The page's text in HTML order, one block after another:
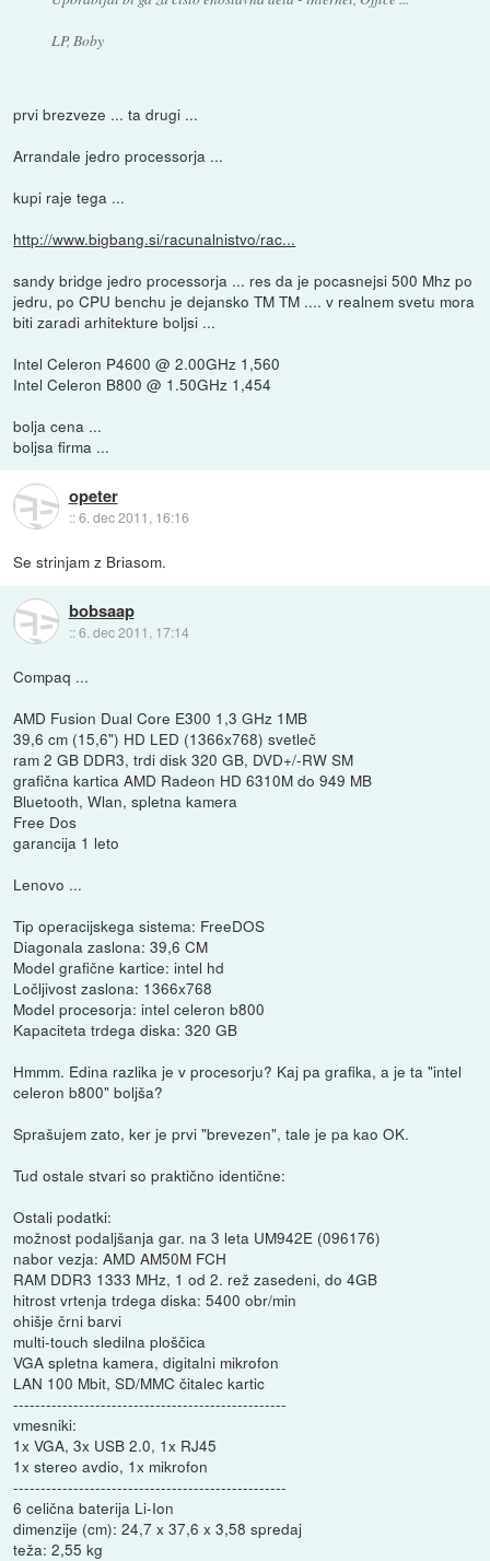
LP, Boby
prvi brezveze ... ta drugi ...
Arrandale jedro processorja ...
kupi raje tega ...
http://www.bigbang.si/racunalnistvo/rac...
sandy bridge jedro processorja ... res da je pocasnejsi 500 Mhz po
jedru, po CPU benchu je dejansko TM TM .... v realnem svetu mora
biti zaradi arhitekture boljsi ...
Intel Celeron P4600 @ 2.00GHz 1,560
Intel Celeron B800 @ 1.50GHz 1,454
bolja cena ...
boljsa firma ...
opeter
::6. dec 2011, 16:16
Se strinjam z Briasom.
bobsaap
::6. dec 2011, 17:14
Compaq ...
AMD Fusion Dual Core E300 1,3 GHz 1MB
39,6 cm (15,6") HD LED (1366x768) svetleč
ram 2 GB DDR3, trdi disk 320 GB, DVD+/-RW SM
grafična kartica AMD Radeon HD 6310M do 949 MB
Bluetooth, Wlan, spletna kamera
Free Dos
garancija 1 leto
Lenovo ...
Tip operacijskega sistema: FreeDOS
Diagonala zaslona: 39,6 CM
Model grafične kartice: intel hd
Ločljivost zaslona: 1366x768
Model procesorja: intel celeron b800
Kapaciteta trdega diska: 320 GB
Hmmm. Edina razlika je v procesorju? Kaj pa grafika, a je ta "intel
celeron b800" boljša?
Sprašujem zato, ker je prvi "brevezen", tale je pa kao OK.
Tud ostale stvari so praktično identične:
Ostali podatki:
možnost podaljšanja gar. na 3 leta UM942E (096176)
nabor vezja: AMD AM50M FCH
RAM DDR3 1333 MHz, 1 od 2. rež zasedeni, do 4GB
hitrost vrtenja trdega diska: 5400 obr/min
ohišje črni barvi
multi-touch sledilna ploščica
VGA spletna kamera, digitalni mikrofon
LAN 100 Mbit, SD/MMC čitalec kartic
--------------------------------------------------
vmesniki:
1x VGA, 3x USB 2.0, 1x RJ45
1x stereo avdio, 1x mikrofon
--------------------------------------------------
6 celična baterija Li-Ion
dimenzije (cm): 24,7 x 37,6 x 3,58 spredaj
teža: 2,55 kg